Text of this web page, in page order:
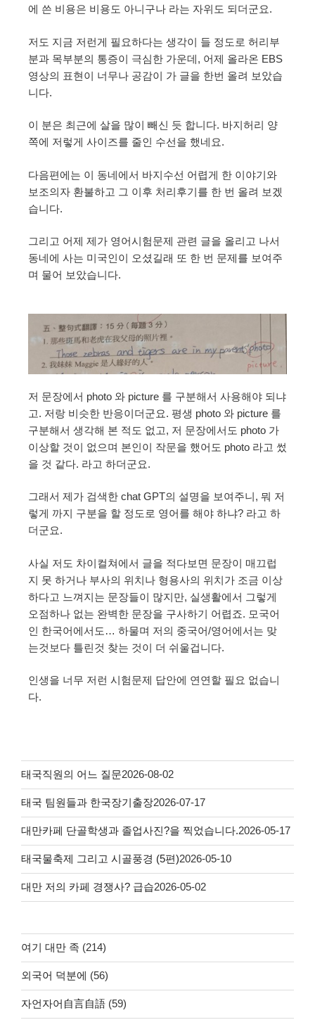
에 쓴 비용은 비용도 아니구나 라는 자위도 되더군요.
저도 지금 저런게 필요하다는 생각이 들 정도로 허리부
분과 목부분의 통증이 극심한 가운데, 어제 올라온 EBS
영상의 표현이 너무나 공감이 가 글을 한번 올려 보았습
니다.
이 분은 최근에 살을 많이 빼신 듯 합니다. 바지허리 양
쪽에 저렇게 사이즈를 줄인 수선을 했네요.
다음편에는 이 동네에서 바지수선 어렵게 한 이야기와
보조의자 환불하고 그 이후 처리후기를 한 번 올려 보겠
습니다.
그리고 어제 제가 영어시험문제 관련 글을 올리고 나서
동네에 사는 미국인이 오셨길래 또 한 번 문제를 보여주
며 물어 보았습니다.
저 문장에서 photo 와 picture 를 구분해서 사용해야 되냐
고. 저랑 비슷한 반응이더군요. 평생 photo 와 picture 를
구분해서 생각해 본 적도 없고, 저 문장에서도 photo 가
이상할 것이 없으며 본인이 작문을 했어도 photo 라고 썼
을 것 같다. 라고 하더군요.
그래서 제가 검색한 chat GPT의 설명을 보여주니, 뭐 저
렇게 까지 구분을 할 정도로 영어를 해야 하냐? 라고 하
더군요.
사실 저도 차이컬쳐에서 글을 적다보면 문장이 매끄럽
지 못 하거나 부사의 위치나 형용사의 위치가 조금 이상
하다고 느껴지는 문장들이 많지만, 실생활에서 그렇게
오점하나 없는 완벽한 문장을 구사하기 어렵죠. 모국어
인 한국어에서도… 하물며 저의 중국어/영어에서는 맞
는것보다 틀린것 찾는 것이 더 쉬울겁니다.
인생을 너무 저런 시험문제 답안에 연연할 필요 없습니
다.
태국직원의 어느 질문2026-08-02
태국 팀원들과 한국장기출장2026-07-17
대만카페 단골학생과 졸업사진?을 찍었습니다.2026-05-17
태국물축제 그리고 시골풍경 (5편)2026-05-10
대만 저의 카페 경쟁사? 급습2026-05-02
여기 대만 족 (214)
외국어 덕분에 (56)
자언자어自言自語 (59)